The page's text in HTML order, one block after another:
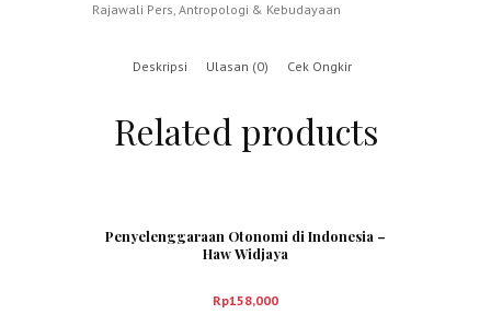
Rajawali Pers, Antropologi & Kebudayaan
Deskripsi Ulasan (0) Cek Ongkir
Related products
Penyelenggaraan Otonomi di Indonesia –
Haw Widjaya
Rp158,000